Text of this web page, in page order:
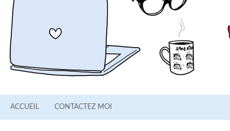
ACCUEIL CONTACTEZ MOI